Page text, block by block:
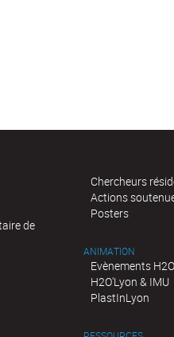
de
Chercheurs
Actions
Posters
ANIMATION
Evènements
H2O'Lyon & IMU
PlastInLyon